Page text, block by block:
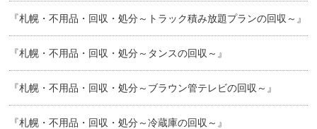
『札幌・不用品・回収・処分～トラック積み放題プランの回収～』
『札幌・不用品・回収・処分～タンスの回収～』
『札幌・不用品・回収・処分～ブラウン管テレビの回収～』
『札幌・不用品・回収・処分～冷蔵庫の回収～』